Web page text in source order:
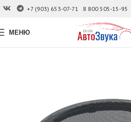
+7 (903) 653-07-71 8 800 505-15-95
МЕНЮ